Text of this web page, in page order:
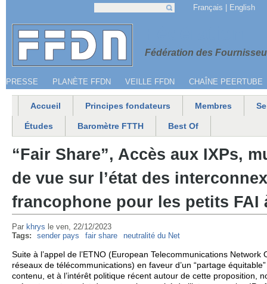
Jump to navigation
Fédération des
Menu secondaire
PRESSE PLANÈTE FFDN VEILLE FFDN CHAÎNE PEERTUBE
Français English
Menu principal
Accueil Principes fondateurs Membres
Études Baromètre FTTH Best Of
“Fair Share”, Accès aux IXPs,
de vue sur l’état des
francophone pour les petits
Par khrys le ven, 22/12/2023
Tags:
sender pays fair share neutralité du Net
Suite à l’appel de l’ETNO (European Telecommunications
réseaux de télécommunications) en faveur d’un “partage
contenu, et à l’intérêt politique récent autour de cette proposition,